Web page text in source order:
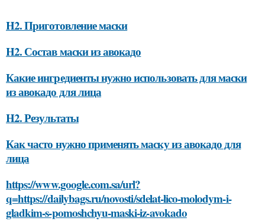
H2. Приготовление маски
H2. Состав маски из авокадо
Какие ингредиенты нужно использовать для маски
из авокадо для лица
H2. Результаты
Как часто нужно применять маску из авокадо для
лица
https://www.google.com.sa/url?
q=https://dailybags.ru/novosti/sdelat-lico-molodym-i-
gladkim-s-pomoshchyu-maski-iz-avokado